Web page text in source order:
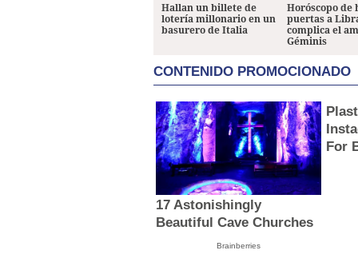
Hallan un billete de
lotería millonario en un
basurero de Italia
Horóscopo de
puertas a
complica el
Géminis
CONTENIDO PROMOCIONADO
17 Astonishingly
Beautiful Cave Churches
Brainberries
For